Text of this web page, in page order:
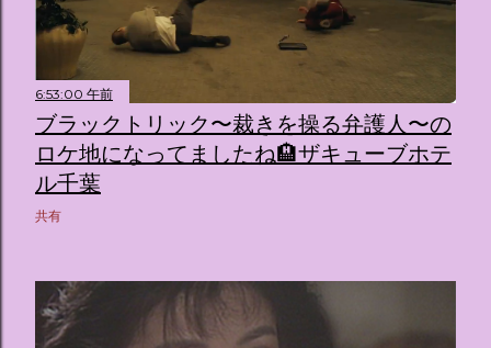
6:53:00 午前
ブラックトリック〜裁きを操る弁護人〜の
ロケ地になってましたね🏨ザキューブホテ
ル千葉
共有